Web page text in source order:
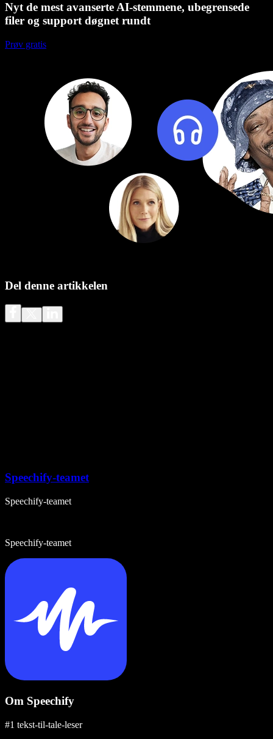
Nyt de mest avanserte AI-stemmene, ubegrensede
filer og support døgnet rundt
Prøv gratis
Del denne artikkelen
Speechify-teamet
Speechify-teamet
Speechify-teamet
Om Speechify
#1 tekst-til-tale-leser